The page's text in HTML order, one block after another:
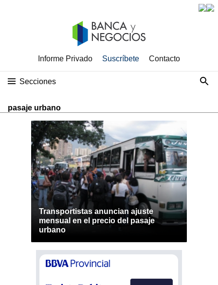
Informe Privado Suscríbete Contacto
Secciones
pasaje urbano
Transportistas anuncian ajuste
mensual en el precio del pasaje
urbano